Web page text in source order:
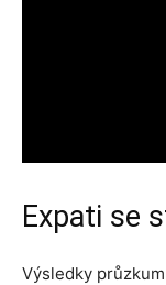
Expati se
Výsledky